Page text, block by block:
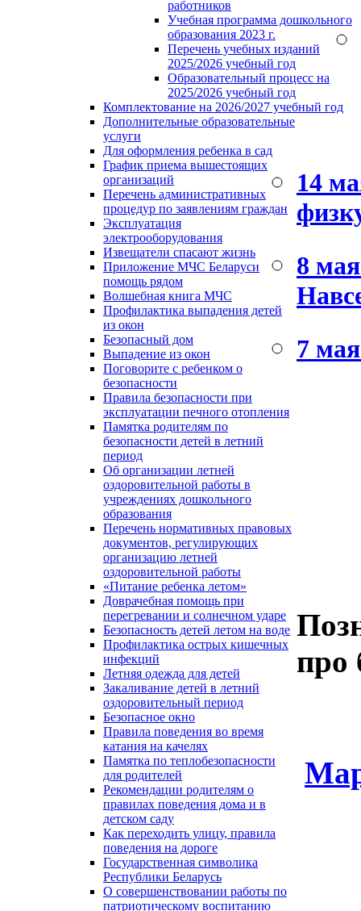
работников
Учебная программа дошкольного
образования 2023 г.
Перечень учебных изданий
2025/2026 учебный год
Образовательный процесс на
2025/2026 учебный год
Комплектование на 2026/2027 учебный год
Дополнительные образовательные
услуги
Для оформления ребенка в сад
График приема вышестоящих
организаций
Перечень административных
процедур по заявлениям граждан
Эксплуатация
электрооборудования
Извещатели спасают жизнь
Приложение МЧС Беларуси
помощь рядом
Волшебная книга МЧС
Профилактика выпадения детей
из окон
Безопасный дом
Выпадение из окон
Поговорите с ребенком о
безопасности
Правила безопасности при
эксплуатации печного отопления
Памятка родителям по
безопасности детей в летний
период
Об организации летней
оздоровительной работы в
учреждениях дошкольного
образования
Перечень нормативных правовых
документов, регулирующих
организацию летней
оздоровительной работы
«Питание ребенка летом»
Доврачебная помощь при
перегревании и солнечном ударе
Безопасность детей летом на воде
Профилактика острых кишечных
инфекций
Летняя одежда для детей
Закаливание детей в летний
оздоровительный период
Безопасное окно
Правила поведения во время
катания на качелях
Памятка по теплобезопасности
для родителей
Рекомендации родителям о
правилах поведения дома и в
детском саду
Как переходить улицу, правила
поведения на дороге
Государственная символика
Республики Беларусь
О совершенствовании работы по
патриотическому воспитанию
14
8
7
про